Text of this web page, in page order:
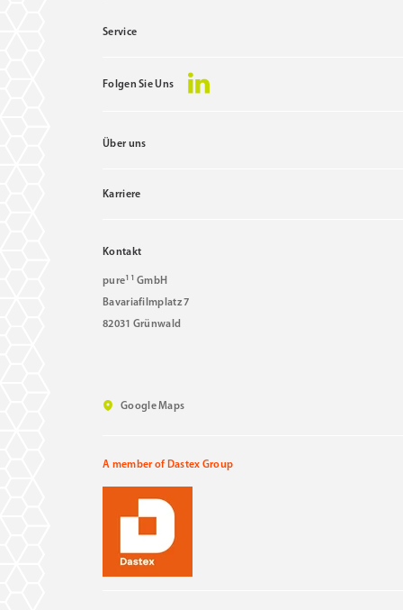
Service
Folgen Sie Uns
Über uns
Karriere
Kontakt
pure11 GmbH
Bavariafilmplatz 7
82031 Grünwald
Google Maps
A member of Dastex Group